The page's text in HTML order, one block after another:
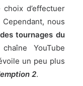
d’effectuer
nous
tournages du
YouTube
un peu plus
2.